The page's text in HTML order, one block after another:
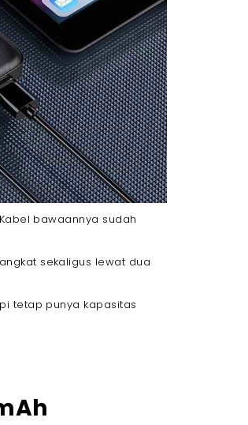
bawaannya sudah
sekaligus lewat dua
tetap punya kapasitas